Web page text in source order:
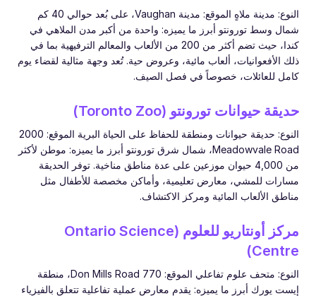
النوع: مدينة ملاهٍ الموقع: مدينة Vaughan، على بُعد حوالي 40 كم
شمال وسط تورونتو أبرز ما يميزه: واحدة من أكبر مدن الملاهي في
كندا، حيث تضم أكثر من 200 من الألعاب والمعالم الترفيهية بما في
ذلك الأفعوانيات، ألعاب مائية، وعروض حية. تُعد وجهة مثالية لقضاء يوم
كامل للعائلات، خصوصاً في فصل الصيف.
حديقة حيوانات تورونتو (Toronto Zoo)
النوع: حديقة حيوانات ومنطقة للحفاظ على الحياة البرية الموقع: 2000
Meadowvale Road، شمال شرق تورونتو أبرز ما يميزه: موطن لأكثر
من 4,000 حيوان موزعين على عدة مناطق مناخية. توفر الحديقة
مسارات للمشي، معارض تعليمية، وأماكن مخصصة للأطفال مثل
مناطق الألعاب المائية ومركز الاكتشاف.
مركز أونتاريو للعلوم (Ontario Science
Centre)
النوع: متحف علوم تفاعلي الموقع: 770 Don Mills Road، منطقة
إيست يورك أبرز ما يميزه: يقدم معارض عملية تفاعلية تتعلق بالفيزياء